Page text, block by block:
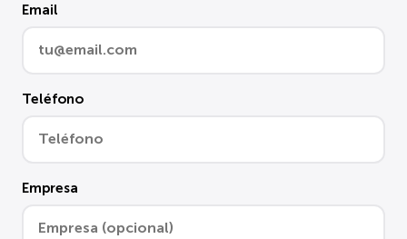
Email
Teléfono
Empresa